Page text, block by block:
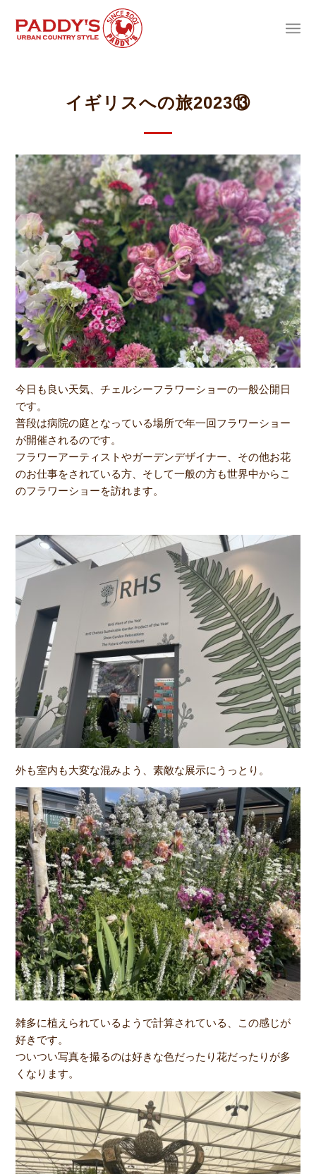
イギリスへの旅2023⑬
今日も良い天気、チェルシーフラワーショーの一般公開日
です。
普段は病院の庭となっている場所で年一回フラワーショー
が開催されるのです。
フラワーアーティストやガーデンデザイナー、その他お花
のお仕事をされている方、そして一般の方も世界中からこ
のフラワーショーを訪れます。
外も室内も大変な混みよう、素敵な展示にうっとり。
雑多に植えられているようで計算されている、この感じが
好きです。
ついつい写真を撮るのは好きな色だったり花だったりが多
くなります。